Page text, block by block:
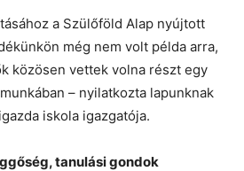
a Szülőföld Alap nyújtott
még nem volt példa arra,
közösen vettek volna részt egy
– nyilatkozta lapunknak
iskola igazgatója.
tanulási gondok